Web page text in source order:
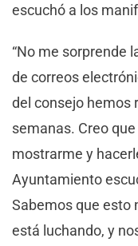
escuchó a los
“No me sorprende
de correos
del consejo hemos
semanas. Creo
mostrarme y
Ayuntamiento
Sabemos que esto
está luchando, y